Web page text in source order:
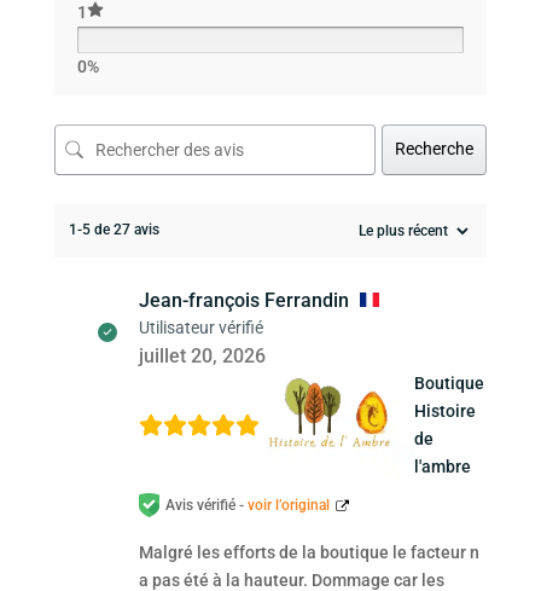
1
0%
Recherche
1-5 de 27 avis
Jean-françois Ferrandin
Utilisateur vérifié
juillet 20, 2026
Boutique
Histoire
de
l'ambre
Avis vérifié - voir l’original
Malgré les efforts de la boutique le facteur n
a pas été à la hauteur. Dommage car les